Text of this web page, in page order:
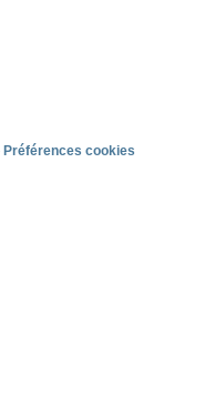
Préférences cookies